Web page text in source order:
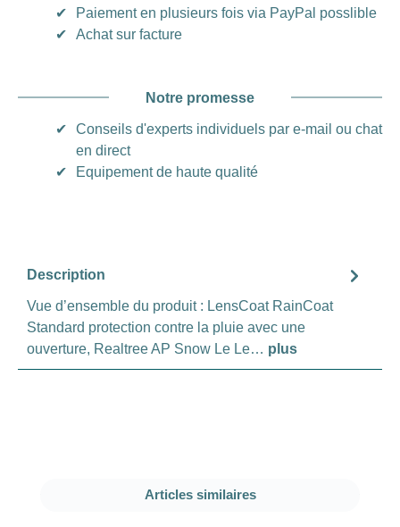
✔
Paiement en plusieurs fois via PayPal posslible
✔
Achat sur facture
Notre promesse
✔
Conseils d'experts individuels par e-mail ou chat
en direct
✔
Equipement de haute qualité
Description
Vue d’ensemble du produit : LensCoat RainCoat
Standard protection contre la pluie avec une
ouverture, Realtree AP Snow Le Le… plus
Ignorer la galerie de produits
Articles similaires